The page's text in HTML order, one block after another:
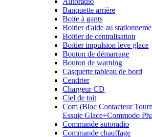
Banquette arrière
Boite à gants
Boitier d'aide au
Boitier de centralisation
Boitier impulsion leve glace
Bouton de démarrage
Bouton de warning
Casquette tableau de bord
Cendrier
Chargeur CD
Ciel de toit
Com (Bloc Contacteur
Essuie Glace+Commodo
Commande autoradio
Commande chauffage